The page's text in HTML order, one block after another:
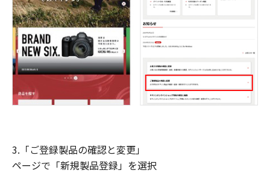
3.「ご登録製品の確認と変更」
ページで「新規製品登録」を選択